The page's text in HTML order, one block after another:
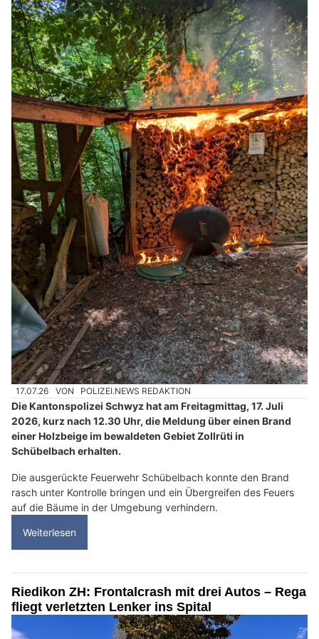
17.07.26 VON POLIZEI.NEWS REDAKTION
Die Kantonspolizei Schwyz hat am Freitagmittag, 17. Juli
2026, kurz nach 12.30 Uhr, die Meldung über einen Brand
einer Holzbeige im bewaldeten Gebiet Zollrüti in
Schübelbach erhalten.
Die ausgerückte Feuerwehr Schübelbach konnte den Brand
rasch unter Kontrolle bringen und ein Übergreifen des Feuers
auf die Bäume in der Umgebung verhindern.
Weiterlesen
Riedikon ZH: Frontalcrash mit drei Autos – Rega
fliegt verletzten Lenker ins Spital